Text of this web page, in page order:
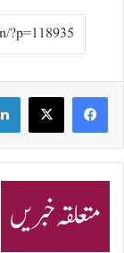
متعلقہ خبریں